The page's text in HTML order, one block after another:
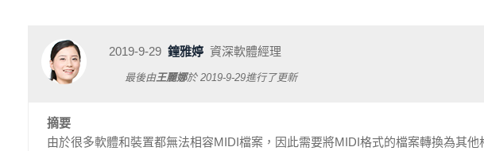
2019-9-29 鐘雅婷 資深軟體經理
最後由王麗娜於2019-9-29進行了更新
摘要
由於很多軟體和裝置都無法相容MIDI檔案，因此需要將MIDI格式的檔案轉換為其